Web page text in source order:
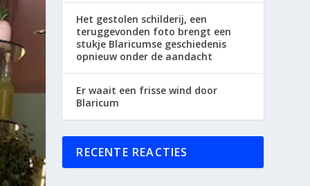
Het gestolen schilderij, een
teruggevonden foto brengt een
stukje Blaricumse geschiedenis
opnieuw onder de aandacht
Er waait een frisse wind door
Blaricum
RECENTE REACTIES